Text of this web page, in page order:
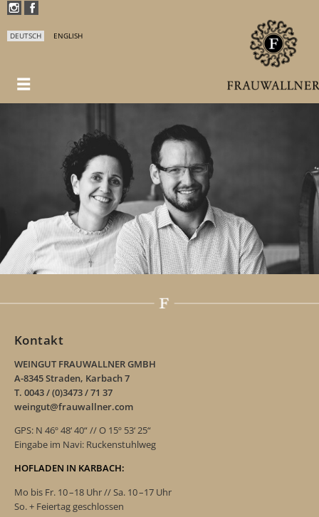
DEUTSCH ENGLISH
Kontakt
WEINGUT FRAUWALLNER GMBH
A-8345 Straden, Karbach 7
T. 0043 / (0)3473 / 71 37
weingut@frauwallner.com
GPS: N 46º 48‘ 40“ // O 15º 53‘ 25“
Eingabe im Navi: Ruckenstuhlweg
HOFLADEN IN KARBACH:
Mo bis Fr. 10 –18 Uhr // Sa. 10 –17 Uhr
So. + Feiertag geschlossen